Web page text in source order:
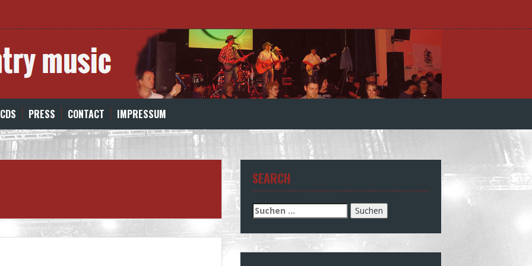
PRESS CONTACT IMPRESSUM
SEARCH
Suchen
nach: